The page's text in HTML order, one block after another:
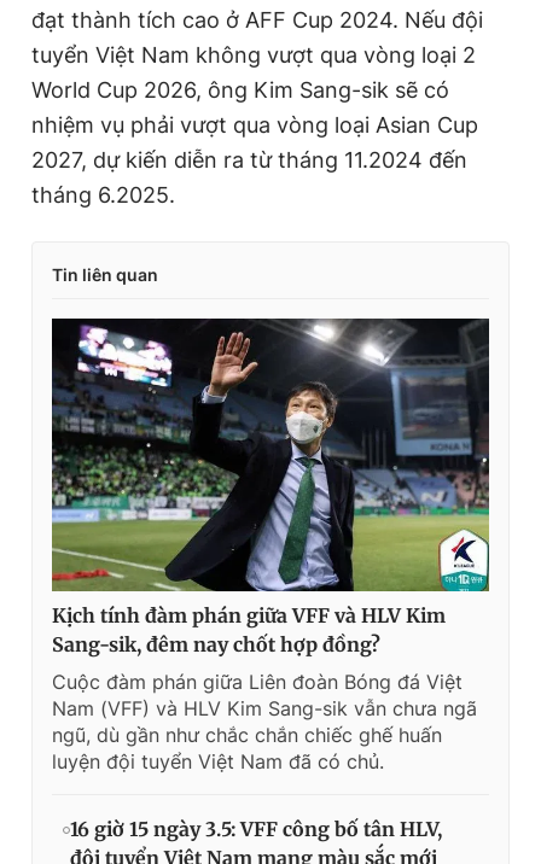
đạt thành tích cao ở AFF Cup 2024. Nếu đội
tuyển Việt Nam không vượt qua vòng loại 2
World Cup 2026, ông Kim Sang-sik sẽ có
nhiệm vụ phải vượt qua vòng loại Asian Cup
2027, dự kiến diễn ra từ tháng 11.2024 đến
tháng 6.2025.
Tin liên quan
Kịch tính đàm phán giữa VFF và HLV Kim
Sang-sik, đêm nay chốt hợp đồng?
Cuộc đàm phán giữa Liên đoàn Bóng đá Việt
Nam (VFF) và HLV Kim Sang-sik vẫn chưa ngã
ngũ, dù gần như chắc chắn chiếc ghế huấn
luyện đội tuyển Việt Nam đã có chủ.
16 giờ 15 ngày 3.5: VFF công bố tân HLV,
đội tuyển Việt Nam mang màu sắc mới